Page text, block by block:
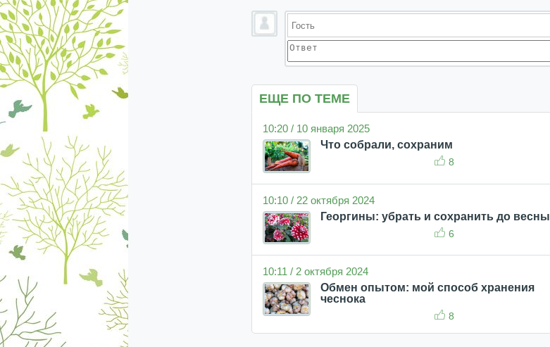
ЕЩЕ ПО ТЕМЕ
10:20 / 10 января 2025
Что собрали, сохраним
8
10:10 / 22 октября 2024
Георгины: убрать и сохранить до весны
6
10:11 / 2 октября 2024
Обмен опытом: мой способ хранения
чеснока
8